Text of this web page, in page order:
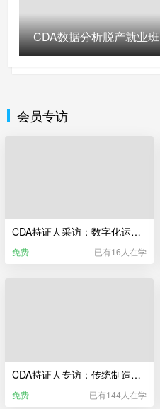
CDA数据分析脱产就业班
会员专访
CDA持证人采访：数字化运维转型 为什么是大势所趋？
免费 已有16人在学
CDA持证人专访：传统制造业，如何进行数据分析？能否改善经营情况？
免费 已有144人在学